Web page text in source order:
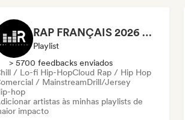
RAP FRANÇAIS 2026 🔥🇫🇷 (Way Records)
Playlist
> 5700 feedbacks enviados
/ Lo-fi Hip-HopCloud Rap / Hip Hop
/ MainstreamDrill/Jersey
hop
artistas às minhas playlists de
impacto